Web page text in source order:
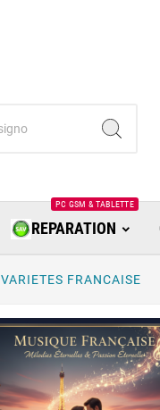
REPARATION
PC GSM & TABLETTE
VARIETES FRANCAISE